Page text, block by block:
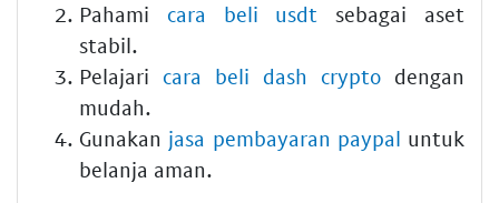
Pahami cara beli usdt sebagai aset
stabil.
Pelajari cara beli dash crypto dengan
mudah.
Gunakan jasa pembayaran paypal untuk
belanja aman.